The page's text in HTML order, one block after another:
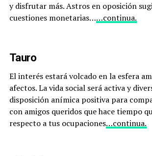
y disfrutar más. Astros en oposición
cuestiones monetarias……continua.
Tauro
El interés estará volcado en la esfera
afectos. La vida social será activa y
disposición anímica positiva para
con amigos queridos que hace tiempo
respecto a tus ocupaciones…continua.